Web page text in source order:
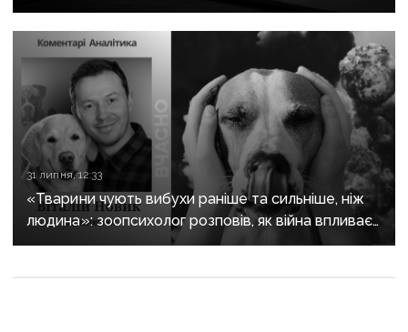
історію регіону зберуть в унікальному календарі
31 липня, 12:33
«Тварини чують вибухи раніше та сильніше, ніж
людина»: зоопсихолог розповів, як війна впливає
на домашніх улюбленців